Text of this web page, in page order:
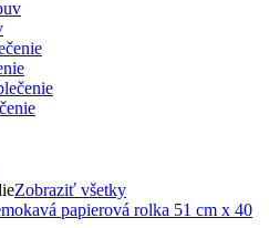
Zobraziť všetky